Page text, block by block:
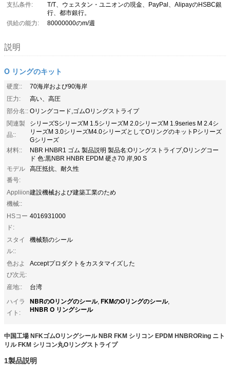
支払条件:
T/T、ウェスタン・ユニオンの現金、PayPal、AlipayのHSBC銀
行、都市銀行。
供給の能力:
80000000のm/週
説明
O リングのキット
硬度::
70海岸および90海岸
圧力:
高い、高圧
部分名:: Oリングコード,ゴムOリングストライプ
関連製
品::
シリーズSシリーズM 1.5シリーズM 2.0シリーズM 1.9series M 2.4シ
リーズM 3.0シリーズM4.0シリーズとしてOリングのキットPシリーズ
Gシリーズ
材料::
NBR HNBR1 ゴム 製品説明 製品名:Oリングストライプ,Oリングコー
ド 色:黒NBR HNBR EPDM 硬さ70 岸,90 S
モデル
番号:
高圧抵抗、耐久性
Appliion
機械::
建設機械および建築工業のため
HSコー
ド:
4016931000
スタイ
ル::
機械類のシール
色およ
び次元:
Acceptプロダクトをカスタマイズした
産地::
台湾
ハイラ
イト:
NBRのOリングのシール, FKMのOリングのシール,
HNBR O リングシール
中国工場 NFKゴムOリングシール NBR FKM シリコン EPDM HNBRORing ニト
リル FKM シリコン丸Oリングストライプ
1製品説明